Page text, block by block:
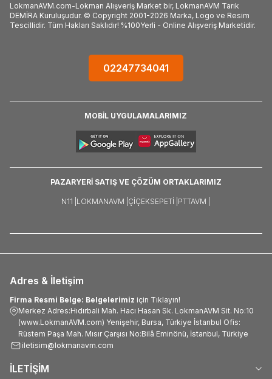
LokmanAVM.com-Lokman Alışveriş Market bir, LokmanAVM Tarık
DEMİRA Kuruluşudur. © Copyright 2001-2026 Marka, Logo ve Resim
Tescillidir. Tüm Hakları Saklıdır! %100Yerli - Online Alışveriş Marketidir.
02247734041
MOBİL UYGULAMALARIMIZ
PAZARYERİ SATIŞ VE ÇÖZÜM ORTAKLARIMIZ
N11 | LOKMANAVM | ÇIÇEKSEPETI | PTTAVM |
Adres & İletişim
Firma Resmi Belge: Belgelerimiz için Tıklayın!
Merkez Adres:Hıdırbali Mah. Hacı Hasan Sk. LokmanAVM Sit. No:10
(www.LokmanAVM.com) Yenişehir, Bursa, Türkiye İstanbul Ofis:
Rüstem Paşa Mah. Mısır Çarşısı No:Bilâ Eminönü, İstanbul, Türkiye
iletisim@lokmanavm.com
İLETİŞİM